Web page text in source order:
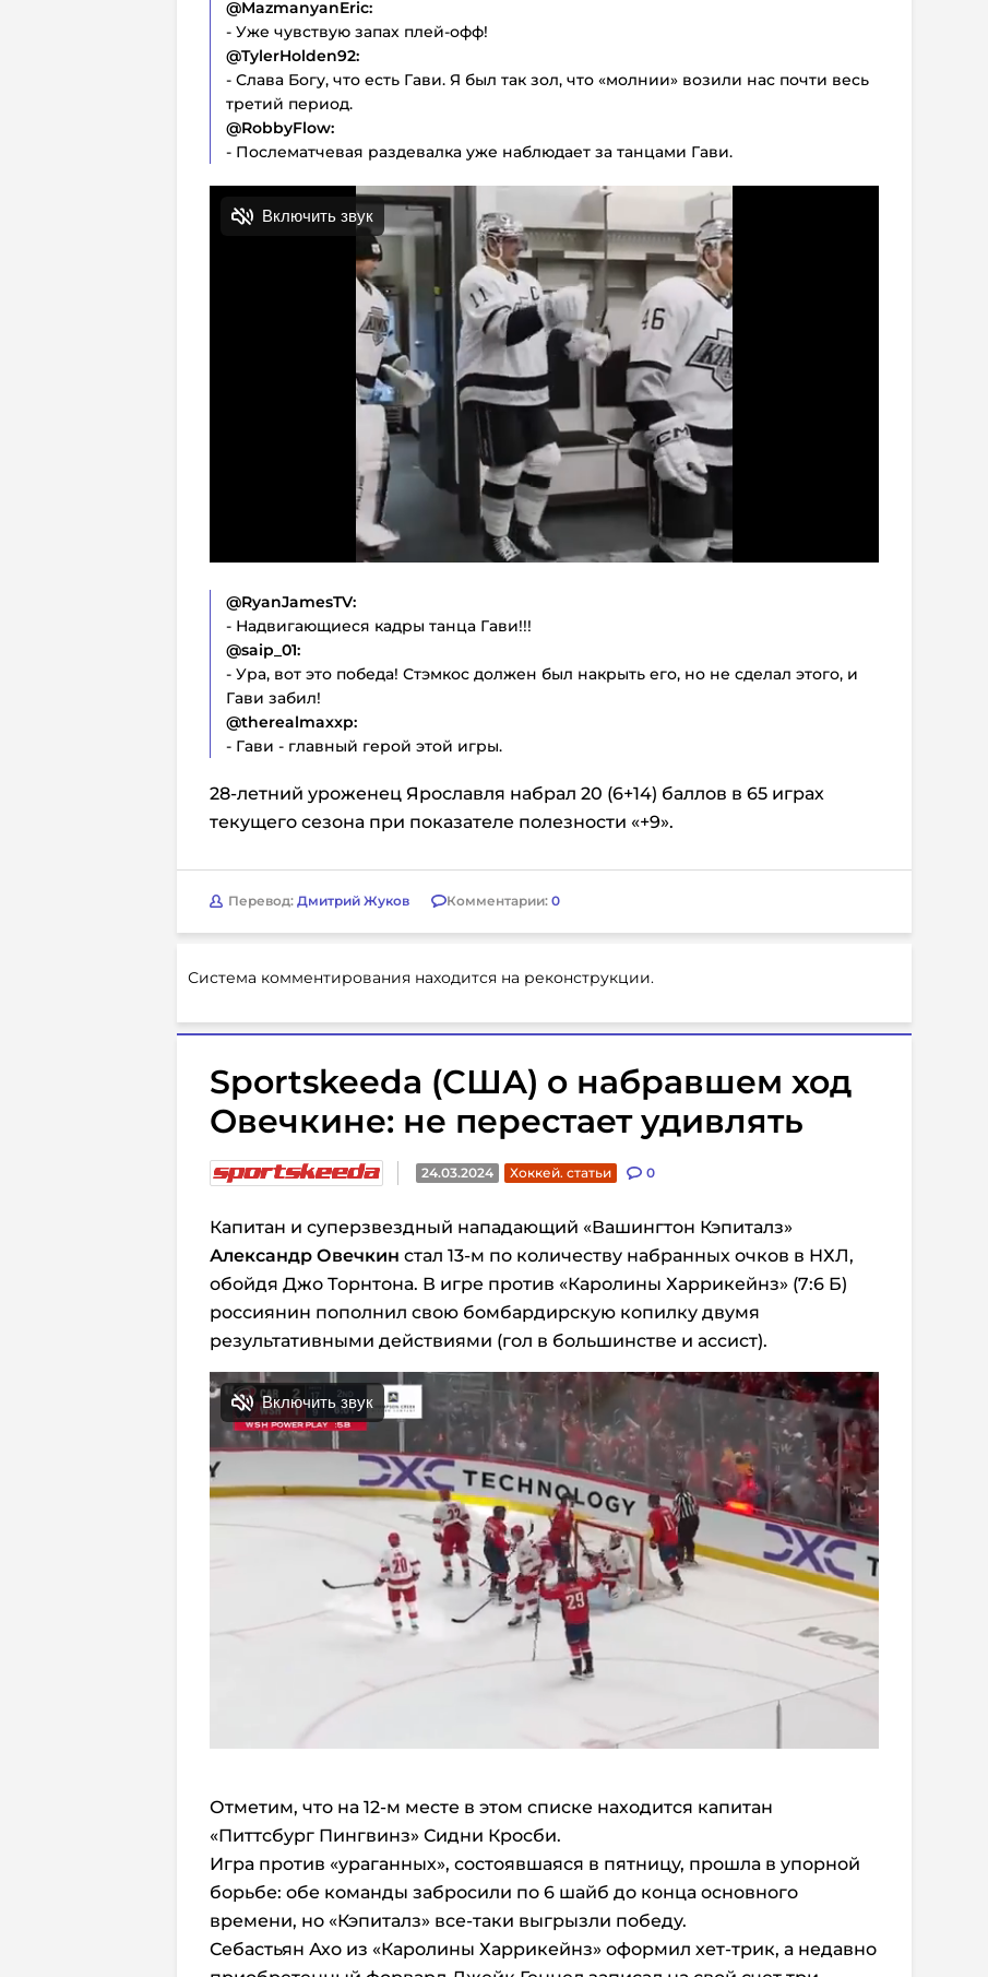
@MazmanyanEric:
- Уже чувствую запах плей-офф!
@TylerHolden92:
- Слава Богу, что есть Гави. Я был так зол, что «молнии» возили нас почти весь
третий период.
@RobbyFlow:
- Послематчевая раздевалка уже наблюдает за танцами Гави.
@RyanJamesTV:
- Надвигающиеся кадры танца Гави!!!
@saip_01:
- Ура, вот это победа! Стэмкос должен был накрыть его, но не сделал этого, и
Гави забил!
@therealmaxxp:
- Гави - главный герой этой игры.
28-летний уроженец Ярославля набрал 20 (6+14) баллов в 65 играх
текущего сезона при показателе полезности «+9».
Перевод: Дмитрий Жуков Комментарии: 0
Система комментирования находится на реконструкции.
Sportskeeda (США) о набравшем ход
Овечкине: не перестает удивлять
24.03.2024 Хоккей. статьи 0
Капитан и суперзвездный нападающий «Вашингтон Кэпиталз»
Александр Овечкин стал 13-м по количеству набранных очков в НХЛ,
обойдя Джо Торнтона. В игре против «Каролины Харрикейнз» (7:6 Б)
россиянин пополнил свою бомбардирскую копилку двумя
результативными действиями (гол в большинстве и ассист).
Отметим, что на 12-м месте в этом списке находится капитан
«Питтсбург Пингвинз» Сидни Кросби.
Игра против «ураганных», состоявшаяся в пятницу, прошла в упорной
борьбе: обе команды забросили по 6 шайб до конца основного
времени, но «Кэпиталз» все-таки выгрызли победу.
Себастьян Ахо из «Каролины Харрикейнз» оформил хет-трик, а недавно